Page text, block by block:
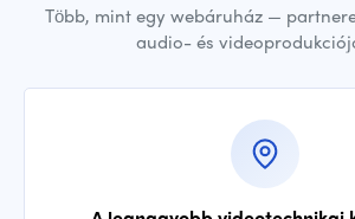
Több, mint egy webáruház —
audio- és